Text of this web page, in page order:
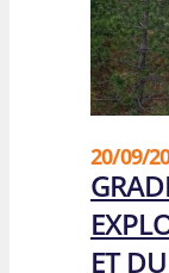
20/09/
ET